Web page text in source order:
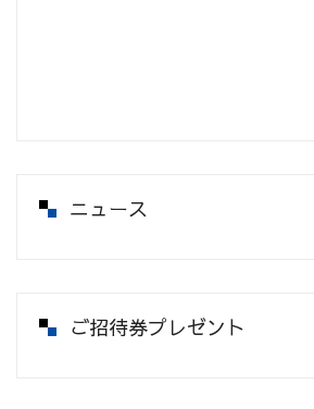
ニュース
ご招待券プレゼント